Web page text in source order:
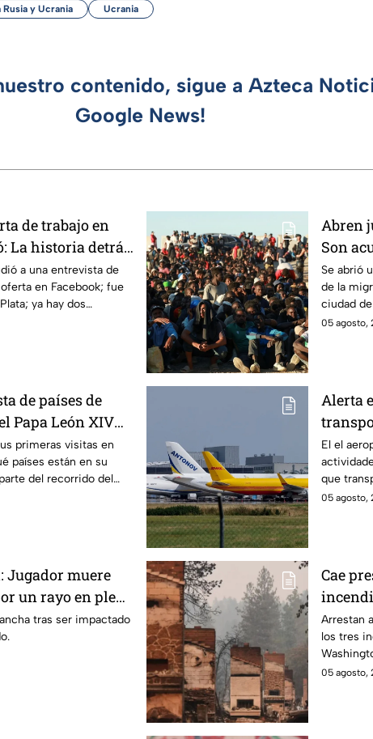
Rusia y Ucrania Ucrania
contenido, sigue a Azteca
Google News!
de trabajo en
La historia detrás
Mailén
a una entrevista de
en Facebook; fue
ya hay dos
Abren
Son
más
Se abrió
de la
ciudad
05 agosto,
de países de
Papa León XIV
primeras visitas en
países están en su
del recorrido del
Alerta
El el
que
05 agosto,
Jugador muere
un rayo en pleno
tras ser impactado
Cae
Arrestan
los tres
viviendas
05 agosto,